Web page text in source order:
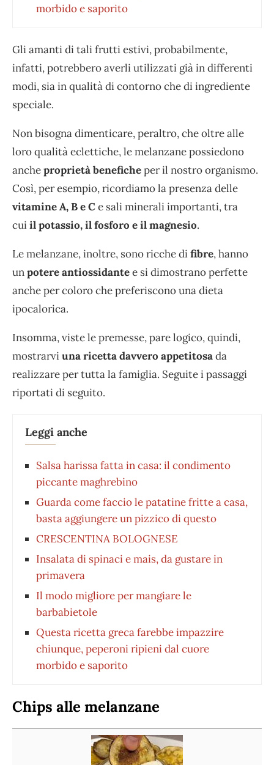
morbido e saporito
Gli amanti di tali frutti estivi, probabilmente,
infatti, potrebbero averli utilizzati già in differenti
modi, sia in qualità di contorno che di ingrediente
speciale.
Non bisogna dimenticare, peraltro, che oltre alle
loro qualità eclettiche, le melanzane possiedono
ancheproprietà beneficheper il nostro organismo.
Così, per esempio, ricordiamo la presenza delle
vitamine A, B e Ce sali minerali importanti, tra
cuiil potassio, il fosforo e il magnesio.
Le melanzane, inoltre, sono ricche difibre, hanno
unpotere antiossidantee si dimostrano perfette
anche per coloro che preferiscono una dieta
ipocalorica.
Insomma, viste le premesse, pare logico, quindi,
mostrarviuna ricetta davvero appetitosada
realizzare per tutta la famiglia. Seguite i passaggi
riportati di seguito.
Leggi anche
Salsa harissa fatta in casa: il condimento
piccante maghrebino
Guarda come faccio le patatine fritte a casa,
basta aggiungere un pizzico di questo
CRESCENTINA BOLOGNESE
Insalata di spinaci e mais, da gustare in
primavera
Il modo migliore per mangiare le
barbabietole
Questa ricetta greca farebbe impazzire
chiunque, peperoni ripieni dal cuore
morbido e saporito
Chips alle melanzane